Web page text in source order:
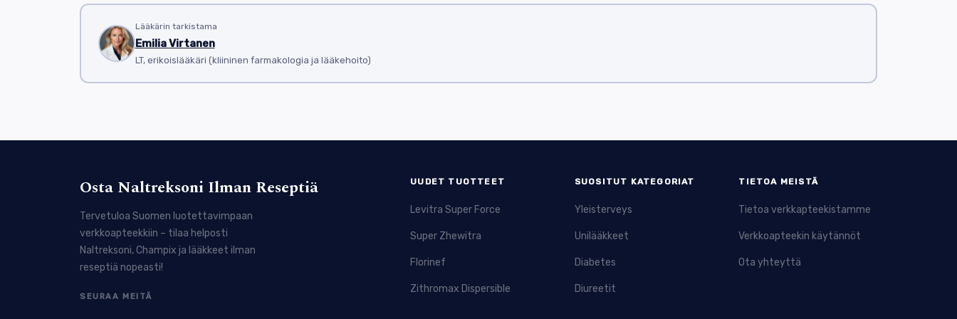
myös osana nivelreuman hoitoa, erityisesti jos potilaalla esiintyy samanaikaisesti virtsahappoaineenvaihdunnan häiriöitä. Allopurinoli auttaa vähentämään
niveltulehdusta, kun tulehdus johtuu virtsahapon kertymisestä.
Colchicine on erikoislääke, jota käytetään pääasiassa kihtikohtausten hoitoon. Se saattaa auttaa myös nivelreuman yhteydessä esiintyvän tulehduksen
hillitsemisessä. Colchicine toimii estämällä tulehdussolujen toimintaa, mitä kautta se vähentää nivelten kipua ja turvotusta. Lääkkeen käyttö vaatii tarkkaa
annostelua haittavaikutusten välttämiseksi.
Feldene (pirofikaami) on tehokas tulehduskipulääke, joka lievittää nivelreuman oireita nopeasti. Sen käyttö on kuitenkin vähentynyt vatsavaurioiden riskin vuoksi,
mutta se voi olla vaihtoehto potilaille, jotka eivät siedä muita NSAID-lääkkeitä. Feldene vähentää kipua ja nivelten turvotusta parantaen liikkuvuutta.
Indocin (indometasiini) on voimakas tulehduskipulääke, joka vaikuttaa nivelreuman tulehduksen hillitsemiseen. Se on tehokas kivun ja turvotuksen hoidossa, mutta
Lääkärin tarkistama
Emilia Virtanen
LT, erikoislääkäri (kliininen farmakologia ja lääkehoito)
Osta Naltreksoni Ilman Reseptiä
Tervetuloa Suomen luotettavimpaan
verkkoapteekkiin – tilaa helposti
Naltreksoni, Champix ja lääkkeet ilman
reseptiä nopeasti!
SEURAA MEITÄ
UUDET TUOTTEET
Levitra Super Force
Super Zhewitra
Florinef
Zithromax Dispersible
SUOSITUT KATEGORIAT
Yleisterveys
Unilääkkeet
Diabetes
Diureetit
TIETOA MEISTÄ
Tietoa verkkapteekistamme
Verkkoapteekin käytännöt
Ota yhteyttä